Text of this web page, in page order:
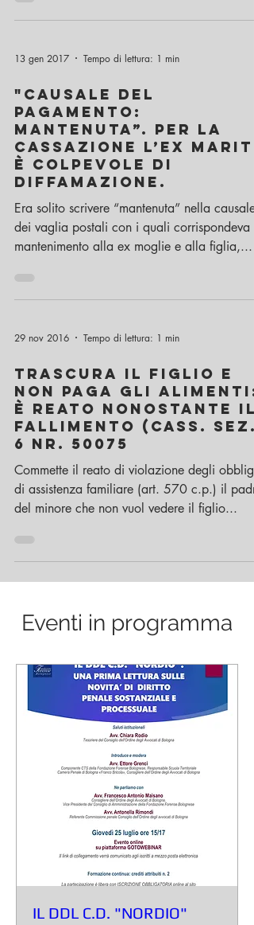
13 gen 2017 Tempo di lettura: 1 min
"Causale del
pagamento:
mantenuta”. Per la
Cassazione l’ex
è colpevole di
diffamazione.
Era solito scrivere “mantenuta” nella causale
dei vaglia postali con i quali corrispondeva il
mantenimento alla ex moglie e alla figlia,...
29 nov 2016 Tempo di lettura: 1 min
Trascura il figlio e
non paga gli alimenti:
è reato nonostante il
fallimento (Cass. Sez.
6 nr. 50075
Commette il reato di violazione degli
di assistenza familiare (art. 570 c.p.) il padre
del minore che non vuol vedere il figlio...
Eventi in programma
IL DDL C.D. "NORDIO"